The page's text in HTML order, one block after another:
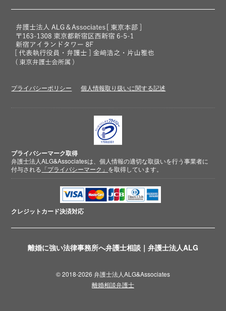
離婚に強い法律事務所へ弁護士相談｜弁護士法人ALG
プライバシーポリシー 個人情報取り扱いに関する記述
プライバシーマーク取得
弁護士法人ALG&Associatesは、個人情報の適切な取扱いを行う事業者に
付与される 「プライバシーマーク」 を取得しています。
クレジットカード決済対応
© 2018-2026 弁護士法人ALG&Associates
離婚相談弁護士